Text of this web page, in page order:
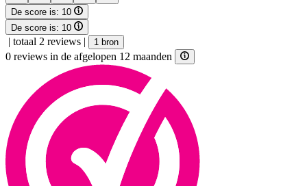
De score is: 10
De score is: 10
| totaal 2 reviews | 1 bron
0 reviews in de afgelopen 12 maanden